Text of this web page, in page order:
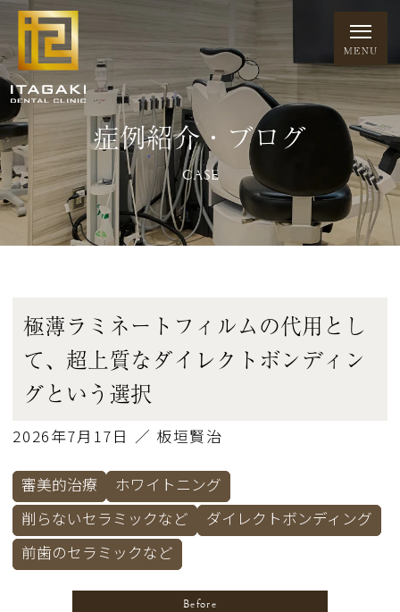
症例紹介・ブログ
CASE
極薄ラミネートフィルムの代用とし
て、超上質なダイレクトボンディン
グという選択
2026年7月17日 ／ 板垣賢治
審美的治療
ホワイトニング
削らないセラミックなど
ダイレクトボンディング
前歯のセラミックなど
Before